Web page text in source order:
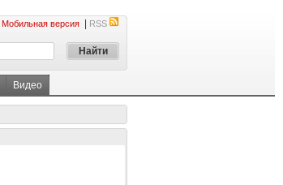
Мобильная версия RSS
Видео